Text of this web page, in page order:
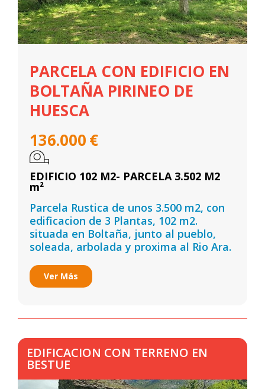
PARCELA CON EDIFICIO EN
BOLTAÑA PIRINEO DE
HUESCA
136.000€
EDIFICIO 102 M2- PARCELA 3.502 M2
m²
Parcela Rustica de unos 3.500 m2, con
edificacion de 3 Plantas, 102 m2.
situada en Boltaña, junto al pueblo,
soleada, arbolada y proxima al Rio Ara.
Ver Más
EDIFICACION CON TERRENO EN
BESTUE